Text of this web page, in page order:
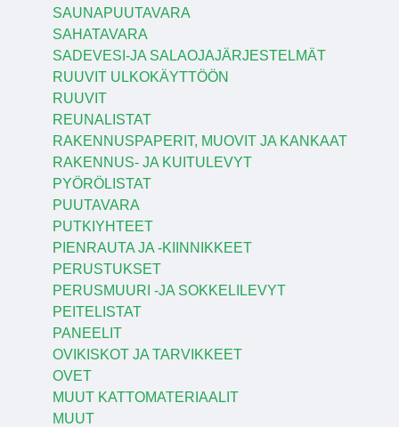
SAUNAPUUTAVARA
SAHATAVARA
SADEVESI-JA SALAOJAJÄRJESTELMÄT
RUUVIT ULKOKÄYTTÖÖN
RUUVIT
REUNALISTAT
RAKENNUSPAPERIT, MUOVIT JA KANKAAT
RAKENNUS- JA KUITULEVYT
PYÖRÖLISTAT
PUUTAVARA
PUTKIYHTEET
PIENRAUTA JA -KIINNIKKEET
PERUSTUKSET
PERUSMUURI -JA SOKKELILEVYT
PEITELISTAT
PANEELIT
OVIKISKOT JA TARVIKKEET
OVET
MUUT KATTOMATERIAALIT
MUUT